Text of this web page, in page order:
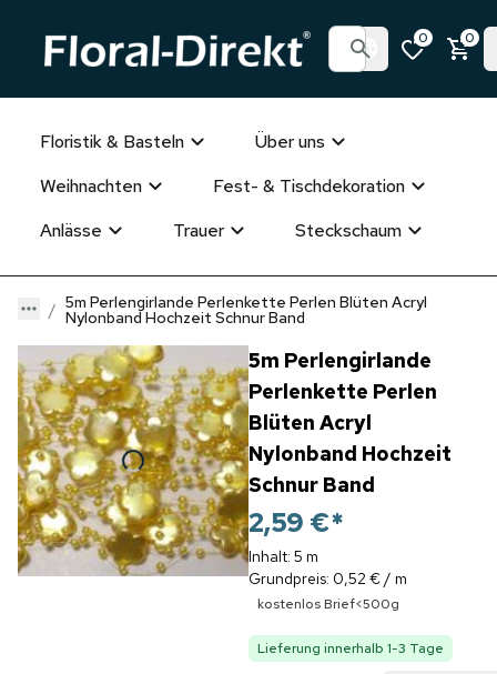
0 0
Floristik & Basteln
Über uns
Weihnachten
Fest- & Tischdekoration
Anlässe
Trauer Steckschaum
5m Perlengirlande Perlenkette Perlen Blüten Acryl
Nylonband Hochzeit Schnur Band
5m Perlengirlande
Perlenkette Perlen
Blüten Acryl
Nylonband Hochzeit
Schnur Band
2,59 €*
Inhalt: 5 m
Grundpreis: 0,52 € / m
kostenlos Brief<500g
Lieferung innerhalb 1-3 Tage